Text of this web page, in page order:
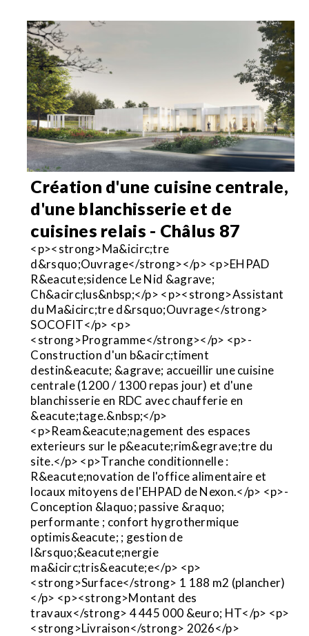
Création d'une cuisine centrale,
d'une blanchisserie et de
cuisines relais - Châlus 87
<p><strong>Ma&icirc;tre
d&rsquo;Ouvrage</strong></p> <p>EHPAD
R&eacute;sidence Le Nid &agrave;
Ch&acirc;lus&nbsp;</p> <p><strong>Assistant
du Ma&icirc;tre d&rsquo;Ouvrage</strong>
SOCOFIT</p> <p>
<strong>Programme</strong></p> <p>-
Construction d'un b&acirc;timent
destin&eacute; &agrave; accueillir une cuisine
centrale (1200 / 1300 repas jour) et d'une
blanchisserie en RDC avec chaufferie en
&eacute;tage.&nbsp;</p>
<p>Ream&eacute;nagement des espaces
exterieurs sur le p&eacute;rim&egrave;tre du
site.</p> <p>Tranche conditionnelle :
R&eacute;novation de l'office alimentaire et
locaux mitoyens de l'EHPAD de Nexon.</p> <p>-
Conception &laquo; passive &raquo;
performante ; confort hygrothermique
optimis&eacute; ; gestion de
l&rsquo;&eacute;nergie
ma&icirc;tris&eacute;e</p> <p>
<strong>Surface</strong> 1 188 m2 (plancher)
</p> <p><strong>Montant des
travaux</strong> 4 445 000 &euro; HT</p> <p>
<strong>Livraison</strong> 2026</p>